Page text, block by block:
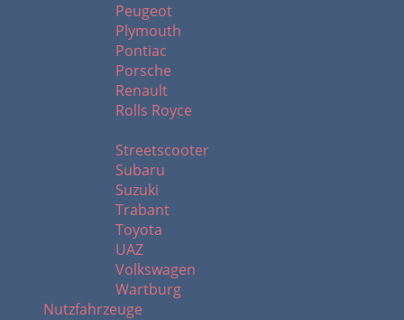
Peugeot
Plymouth
Pontiac
Porsche
Renault
Rolls Royce
Streetscooter
Subaru
Suzuki
Trabant
Toyota
UAZ
Volkswagen
Wartburg
Nutzfahrzeuge